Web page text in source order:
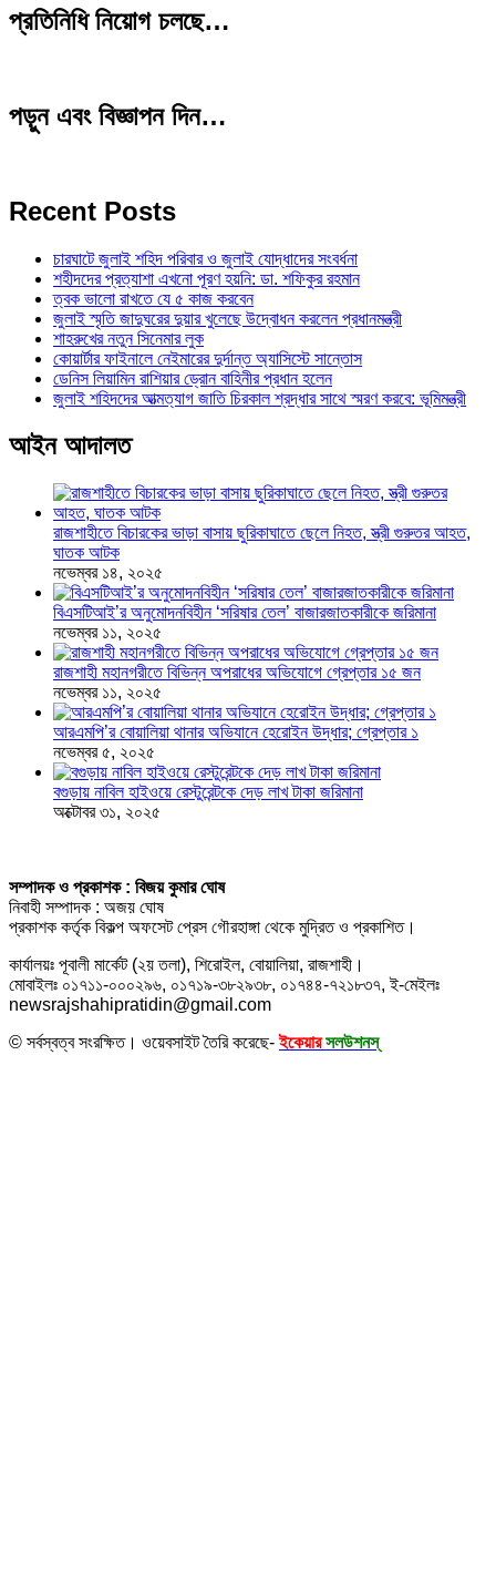
প্রতিনিধি নিয়োগ চলছে…
পড়ুন এবং বিজ্ঞাপন দিন…
Recent Posts
চারঘাটে জুলাই শহিদ পরিবার ও জুলাই যোদ্ধাদের সংবর্ধনা
শহীদদের প্রত্যাশা এখনো পূরণ হয়নি: ডা. শফিকুর রহমান
ত্বক ভালো রাখতে যে ৫ কাজ করবেন
জুলাই স্মৃতি জাদুঘরের দুয়ার খুলেছে উদ্বোধন করলেন প্রধানমন্ত্রী
শাহরুখের নতুন সিনেমার লুক
কোয়ার্টার ফাইনালে নেইমারের দুর্দান্ত অ্যাসিস্টে সান্তোস
ডেনিস লিয়ামিন রাশিয়ার ড্রোন বাহিনীর প্রধান হলেন
জুলাই শহিদদের আত্মত্যাগ জাতি চিরকাল শ্রদ্ধার সাথে স্মরণ করবে: ভূমিমন্ত্রী
আইন আদালত
রাজশাহীতে বিচারকের ভাড়া বাসায় ছুরিকাঘাতে ছেলে নিহত, স্ত্রী গুরুতর আহত,
ঘাতক আটক
নভেম্বর ১৪, ২০২৫
বিএসটিআই’র অনুমোদনবিহীন ‘সরিষার তেল’ বাজারজাতকারীকে জরিমানা
নভেম্বর ১১, ২০২৫
রাজশাহী মহানগরীতে বিভিন্ন অপরাধের অভিযোগে গ্রেপ্তার ১৫ জন
নভেম্বর ১১, ২০২৫
আরএমপি’র বোয়ালিয়া থানার অভিযানে হেরোইন উদ্ধার; গ্রেপ্তার ১
নভেম্বর ৫, ২০২৫
বগুড়ায় নাবিল হাইওয়ে রেস্টুরেন্টকে দেড় লাখ টাকা জরিমানা
অক্টোবর ৩১, ২০২৫
সম্পাদক ও প্রকাশক : বিজয় কুমার ঘোষ
নিবাহী সম্পাদক : অজয় ঘোষ
প্রকাশক কর্তৃক বিকল্প অফসেট প্রেস গৌরহাঙ্গা থেকে মুদ্রিত ও প্রকাশিত।
কার্যালয়ঃ পূবালী মার্কেট (২য় তলা), শিরোইল, বোয়ালিয়া, রাজশাহী।
মোবাইলঃ ০১৭১১-০০০২৯৬, ০১৭১৯-৩৮২৯৩৮, ০১৭৪৪-৭২১৮৩৭, ই-মেইলঃ
newsrajshahipratidin@gmail.com
© সর্বস্বত্ব সংরক্ষিত। ওয়েবসাইট তৈরি করেছে-ইকেয়ার সলউশনস্